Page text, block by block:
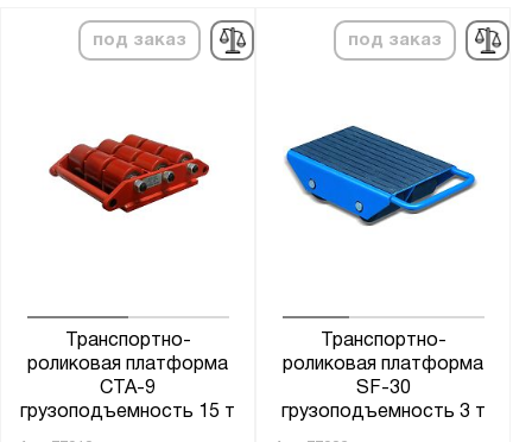
под заказ
Транспортно-
роликовая платформа
CTA-9
грузоподъемность 15 т
под заказ
Транспортно-
роликовая платформа
SF-30
грузоподъемность 3 т